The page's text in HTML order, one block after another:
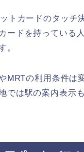
トカードのタッチ
ードを持っている
。
MRTの利用条件は
では駅の案内表示